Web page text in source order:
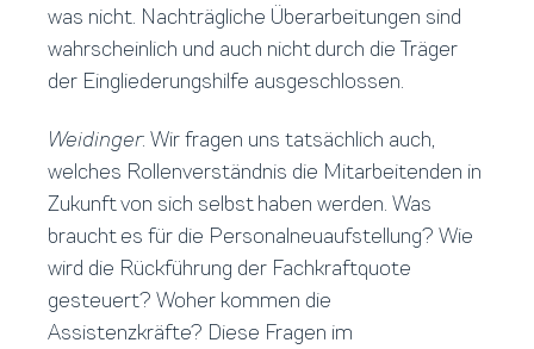
was nicht. Nachträgliche Überarbeitungen sind
wahrscheinlich und auch nicht durch die Träger
der Eingliederungshilfe ausgeschlossen.
Weidinger: Wir fragen uns tatsächlich auch,
welches Rollenverständnis die Mitarbeitenden in
Zukunft von sich selbst haben werden. Was
braucht es für die Personalneuaufstellung? Wie
wird die Rückführung der Fachkraftquote
gesteuert? Woher kommen die
Assistenzkräfte? Diese Fragen im